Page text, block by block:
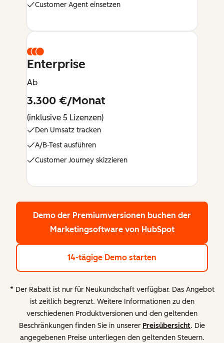
Customer Agent einsetzen
Enterprise
Ab
3.300 €/Monat
(inklusive 5 Lizenzen)
Den Umsatz tracken
A/B-Test ausführen
Customer Journey skizzieren
Demo der Premiumversionen buchen der
Marketingsoftware von HubSpot
14-tägige Demo starten
* Der Rabatt ist nur für Neukundschaft verfügbar. Das Angebot
ist zeitlich begrenzt. Weitere Informationen zu den
verschiedenen Produktversionen und den geltenden
Beschränkungen finden Sie in unserer Preisübersicht. Die
angegebenen Preise unterliegen den geltenden Steuern.